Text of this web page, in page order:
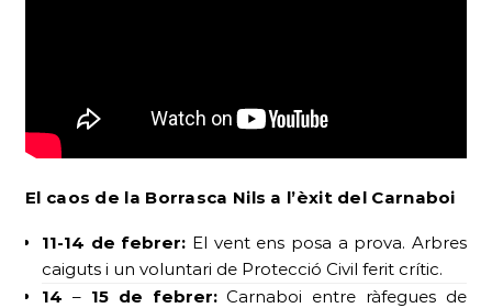
El caos de la Borrasca Nils a l’èxit del Carnaboi
11-14 de febrer: El vent ens posa a prova. Arbres
caiguts i un voluntari de Protecció Civil ferit crític.
14 – 15 de febrer:Carnaboi entre ràfegues de